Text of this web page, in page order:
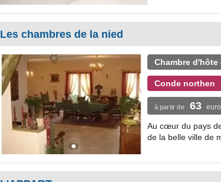
Les chambres de la nied
Chambre d'hôte
Conde northen
à partir de 63
Au cœur du pays
de la belle ville de